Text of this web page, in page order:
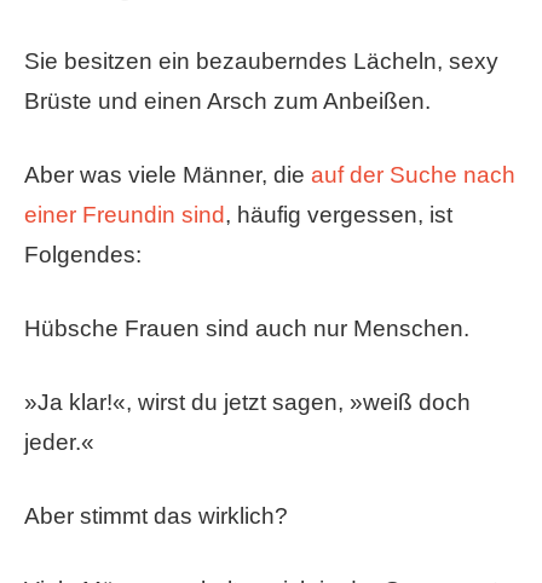
Sie besitzen ein bezauberndes Lächeln, sexy
Brüste und einen Arsch zum Anbeißen.
Aber was viele Männer, die auf der Suche nach
einer Freundin sind, häufig vergessen, ist
Folgendes:
Hübsche Frauen sind auch nur Menschen.
»Ja klar!«, wirst du jetzt sagen, »weiß doch
jeder.«
Aber stimmt das wirklich?